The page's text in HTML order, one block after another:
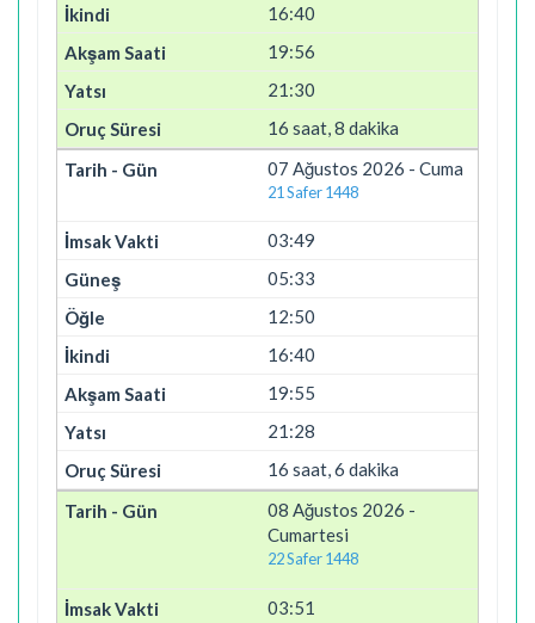
16:40
19:56
21:30
16 saat, 8 dakika
07 Ağustos 2026 - Cuma
21 Safer 1448
03:49
05:33
12:50
16:40
19:55
21:28
16 saat, 6 dakika
08 Ağustos 2026 -
Cumartesi
22 Safer 1448
03:51